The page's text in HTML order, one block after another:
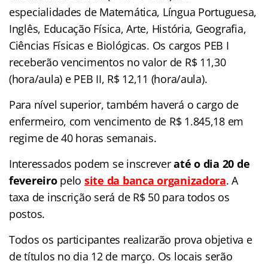
especialidades de Matemática, Língua Portuguesa,
Inglês, Educação Física, Arte, História, Geografia,
Ciências Físicas e Biológicas. Os cargos PEB I
receberão vencimentos no valor de R$ 11,30
(hora/aula) e PEB II, R$ 12,11 (hora/aula).
Para nível superior, também haverá o cargo de
enfermeiro, com vencimento de R$ 1.845,18 em
regime de 40 horas semanais.
Interessados podem se inscreveraté o dia 20 de
fevereiropelo site da banca organizadora. A
taxa de inscrição será de R$ 50 para todos os
postos.
Todos os participantes realizarão prova objetiva e
de títulos no dia 12 de março. Os locais serão